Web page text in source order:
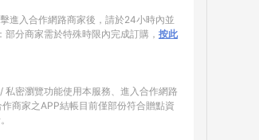
進入合作網路商家後，請於24小時內並
分商家需於特殊時限內完成訂購， 按此
密瀏覽功能使用本服務、進入合作網路
商家之APP結帳目前僅部份符合贈點資